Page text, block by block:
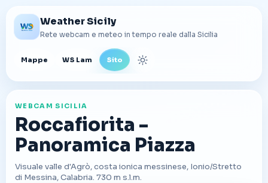
Weather Sicily
Rete webcam e meteo in tempo reale dalla Sicilia
Mappe WS Lam Sito Cambia tema
WEBCAM SICILIA
Roccafiorita -
Panoramica Piazza
Visuale valle d'Agrò, costa ionica messinese, Ionio/Stretto
di Messina, Calabria. 730 m s.l.m.